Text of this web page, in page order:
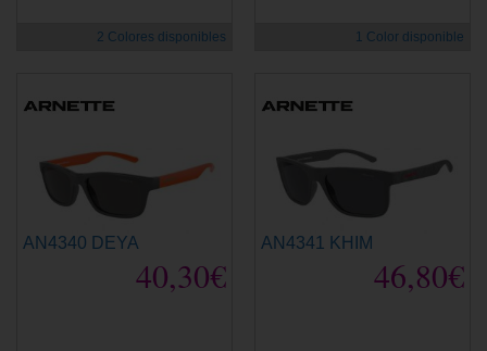
2 Colores disponibles 1 Color disponible
AN4340 DEYA
40,30€
AN4341 KHIM
46,80€